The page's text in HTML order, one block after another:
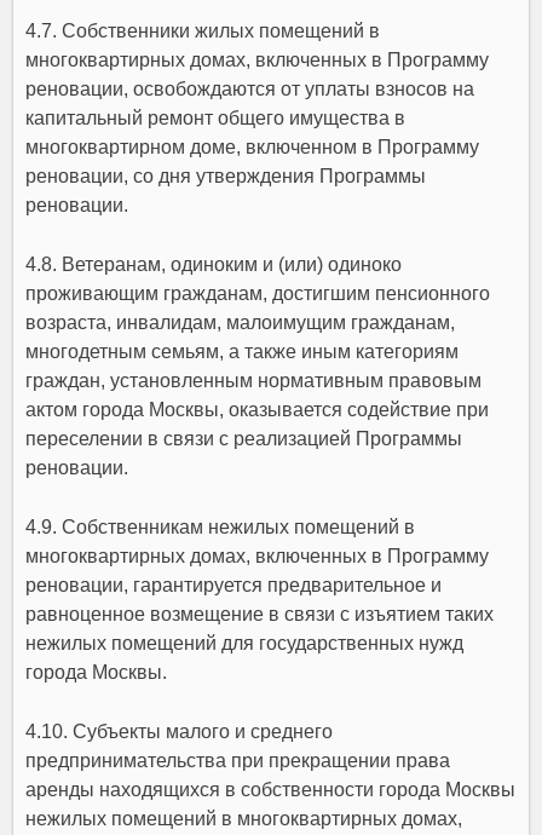
4.7. Собственники жилых помещений в
многоквартирных домах, включенных в Программу
реновации, освобождаются от уплаты взносов на
капитальный ремонт общего имущества в
многоквартирном доме, включенном в Программу
реновации, со дня утверждения Программы
реновации.
4.8. Ветеранам, одиноким и (или) одиноко
проживающим гражданам, достигшим пенсионного
возраста, инвалидам, малоимущим гражданам,
многодетным семьям, а также иным категориям
граждан, установленным нормативным правовым
актом города Москвы, оказывается содействие при
переселении в связи с реализацией Программы
реновации.
4.9. Собственникам нежилых помещений в
многоквартирных домах, включенных в Программу
реновации, гарантируется предварительное и
равноценное возмещение в связи с изъятием таких
нежилых помещений для государственных нужд
города Москвы.
4.10. Субъекты малого и среднего
предпринимательства при прекращении права
аренды находящихся в собственности города Москвы
нежилых помещений в многоквартирных домах,